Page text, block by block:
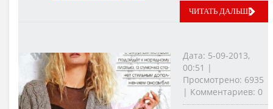
ЧИТАТЬ ДАЛЬШЕ
Дата: 5-09-2013,
00:51 |
Просмотрено: 6935
| Комментариев: 0